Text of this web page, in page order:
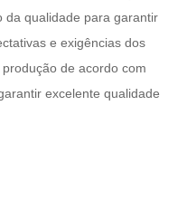
da qualidade para garantir
e exigências dos
de acordo com
excelente qualidade